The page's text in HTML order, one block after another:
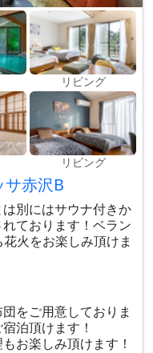
リビング
リビング
サ赤沢B
別にはサウナ付きか
ております！ベラン
火をお楽しみ頂けま
をご用意しておりま
泊頂けます！
お楽しみ頂けます！